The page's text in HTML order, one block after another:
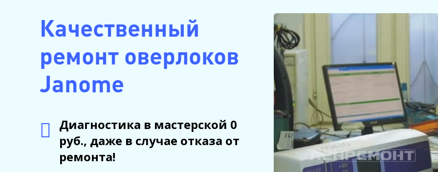
Качественный
ремонт оверлоков
Janome
Диагностика в мастерской 0
руб., даже в случае отказа от
ремонта!